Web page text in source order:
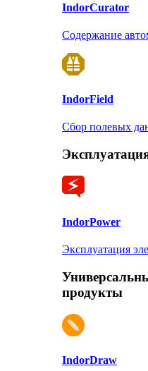
IndorCurator
Содержание
IndorField
Сбор полевых
IndorPower
Эксплуатация
продукты
IndorDraw